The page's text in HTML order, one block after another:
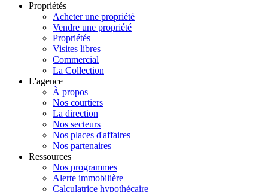
Propriétés
Acheter une propriété
Vendre une propriété
Propriétés
Visites libres
Commercial
La Collection
L'agence
À propos
Nos courtiers
La direction
Nos secteurs
Nos places d'affaires
Nos partenaires
Ressources
Nos programmes
Alerte immobilière
Calculatrice hypothécaire